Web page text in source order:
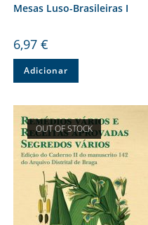
Mesas Luso-Brasileiras I
6,97 €
Adicionar
OUT OF STOCK